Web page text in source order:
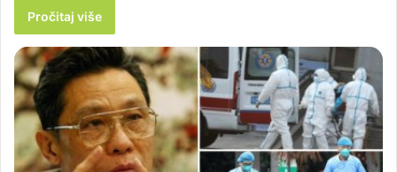
Pročitaj više